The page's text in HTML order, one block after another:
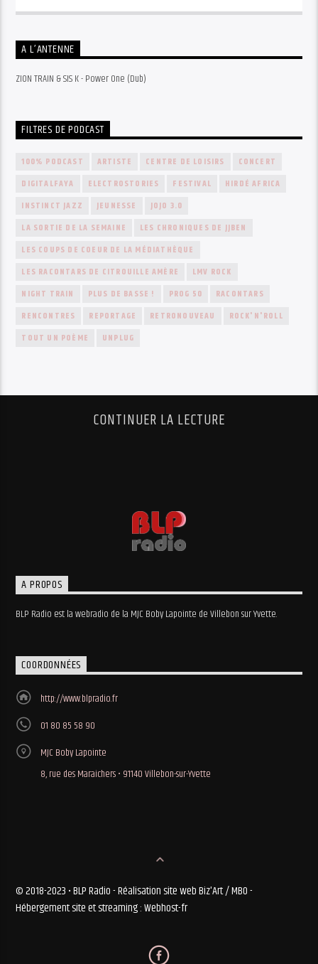
A L’ANTENNE
ZION TRAIN & SIS K - Power One (Dub)
FILTRES DE PODCAST
100% PODCAST ARTISTE CENTRE DE LOISIRS
CONCERT
DIGITALFAYA
ELECTROSTORIES FESTIVAL
HIRDÉ AFRICA
INSTINCT JAZZ
JEUNESSE
JOJO 3.0
LA SORTIE DE LA SEMAINE
LES CHRONIQUES DE JJBEN
LES COUPS DE COEUR DE LA MÉDIATHÈQUE
LES RACONTARS DE CITROUILLE AMÈRE
LMV ROCK
NIGHT TRAIN
PLUS DE BASSE ! PROG 50
RACONTARS
RENCONTRES
REPORTAGE RETRONOUVEAU
ROCK'N'ROLL
TOUT UN POÈME
UNPLUG
CONTINUER LA LECTURE
A PROPOS
BLP Radio est la webradio de la MJC Boby Lapointe de Villebon sur Yvette.
COORDONNÉES
http://www.blpradio.fr
01 80 85 58 90
MJC Boby Lapointe
8, rue des Maraichers • 91140 Villebon-sur-Yvette
© 2018-2023 • BLP Radio - Réalisation site web Biz'Art / MBO -
Hébergement site et streaming : Webhost-fr